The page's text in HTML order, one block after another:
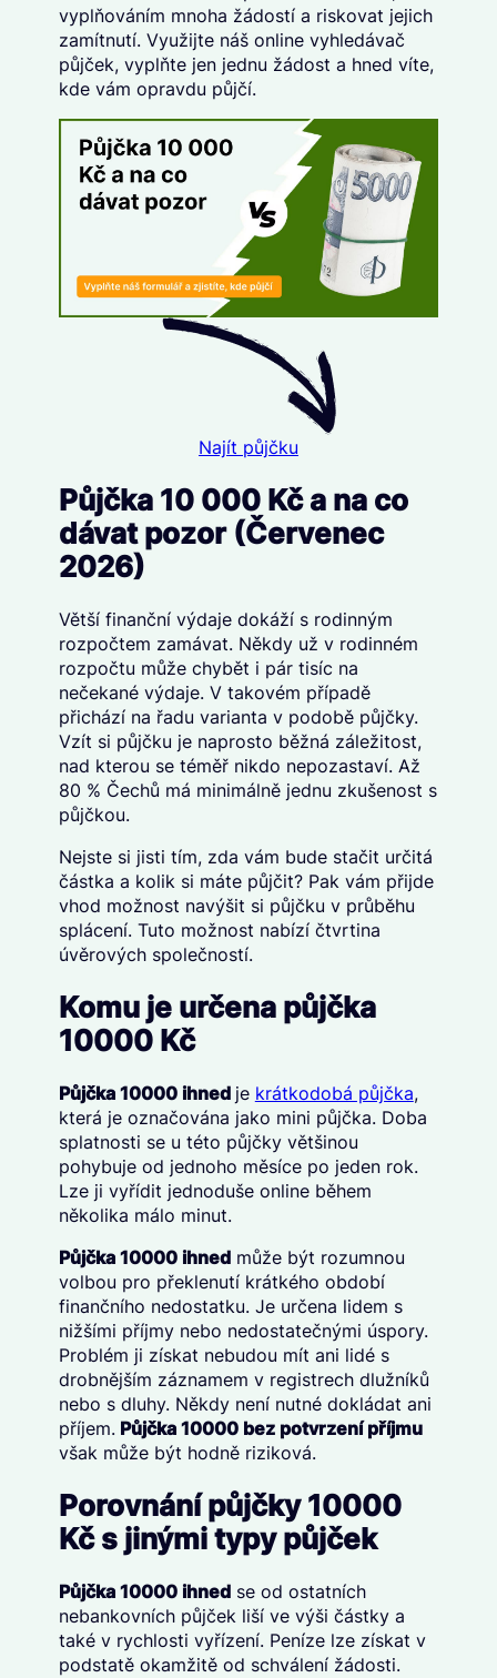
vyplňováním mnoha žádostí a riskovat jejich
zamítnutí. Využijte náš online vyhledávač
půjček, vyplňte jen jednu žádost a hned víte,
kde vám opravdu půjčí.
Najít půjčku
Půjčka 10 000 Kč a na co
dávat pozor (Červenec
2026)
Větší finanční výdaje dokáží s rodinným
rozpočtem zamávat. Někdy už v rodinném
rozpočtu může chybět i pár tisíc na
nečekané výdaje. V takovém případě
přichází na řadu varianta v podobě půjčky.
Vzít si půjčku je naprosto běžná záležitost,
nad kterou se téměř nikdo nepozastaví. Až
80 % Čechů má minimálně jednu zkušenost s
půjčkou.
Nejste si jisti tím, zda vám bude stačit určitá
částka a kolik si máte půjčit? Pak vám přijde
vhod možnost navýšit si půjčku v průběhu
splácení. Tuto možnost nabízí čtvrtina
úvěrových společností.
Komu je určena půjčka
10000 Kč
Půjčka 10000 ihned je krátkodobá půjčka,
která je označována jako mini půjčka. Doba
splatnosti se u této půjčky většinou
pohybuje od jednoho měsíce po jeden rok.
Lze ji vyřídit jednoduše online během
několika málo minut.
Půjčka 10000 ihnedmůže být rozumnou
volbou pro překlenutí krátkého období
finančního nedostatku. Je určena lidem s
nižšími příjmy nebo nedostatečnými úspory.
Problém ji získat nebudou mít ani lidé s
drobnějším záznamem v registrech dlužníků
nebo s dluhy. Někdy není nutné dokládat ani
příjem.Půjčka 10000 bez potvrzení příjmu
však může být hodně riziková.
Porovnání půjčky 10000
Kč s jinými typy půjček
Půjčka 10000 ihnedse od ostatních
nebankovních půjček liší ve výši částky a
také v rychlosti vyřízení. Peníze lze získat v
podstatě okamžitě od schválení žádosti.